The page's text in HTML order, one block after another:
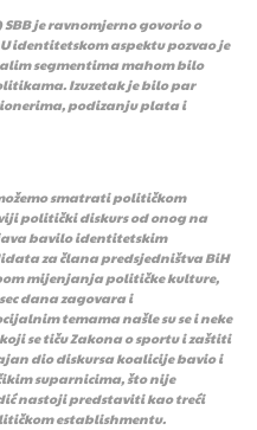
SBB je ravnomjerno govorio o
aspektu pozvao je
segmentima mahom bilo
Izuzetak je bilo par
podizanju plata i
smatrati političkom
politički diskurs od onog na
bavilo identitetskim
za člana predsjedništva BiH
mijenjanja političke kulture,
dana zagovara i
temama našle su se i neke
se tiču Zakona o sportu i zaštiti
dio diskursa koalicije bavio i
suparnicima, što nije
nastoji predstaviti kao treći
establishmentu.